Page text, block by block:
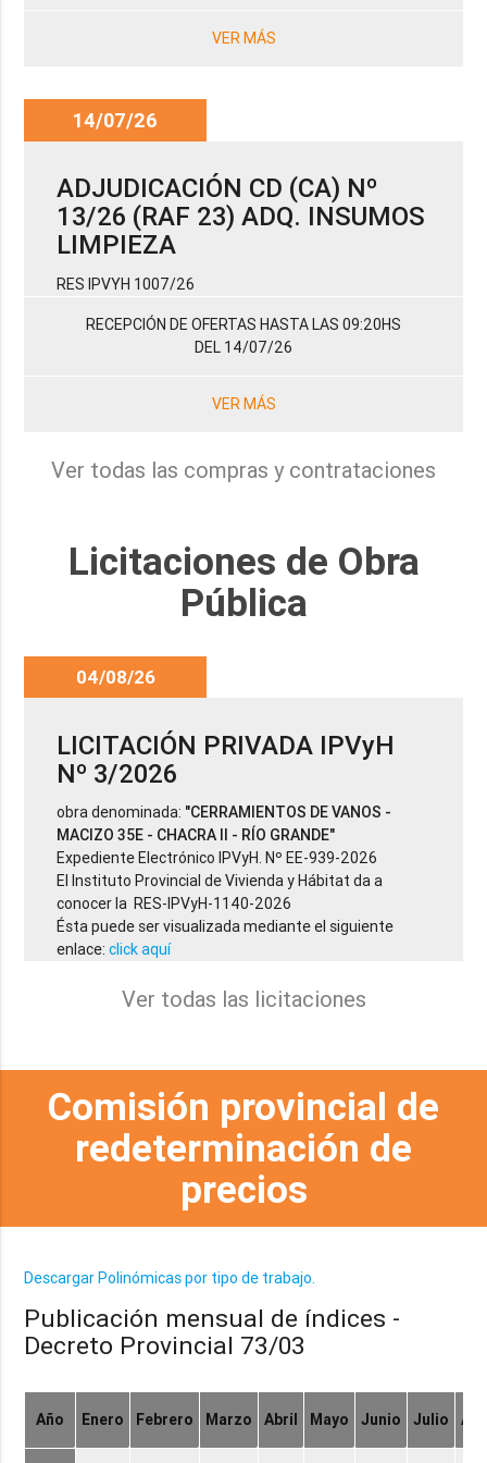
VER MÁS
14/07/26
ADJUDICACIÓN CD (CA) Nº
13/26 (RAF 23) ADQ. INSUMOS
LIMPIEZA
RES IPVYH 1007/26
RECEPCIÓN DE OFERTAS HASTA LAS 09:20HS
DEL 14/07/26
VER MÁS
Ver todas las compras y contrataciones
Licitaciones de Obra
Pública
04/08/26
LICITACIÓN PRIVADA IPVyH
Nº 3/2026
obra denominada: "CERRAMIENTOS DE VANOS -
MACIZO 35E - CHACRA II - RÍO GRANDE"
Expediente Electrónico IPVyH. Nº EE-939-2026
El Instituto Provincial de Vivienda y Hábitat da a
conocer la RES-IPVyH-1140-2026
Ésta puede ser visualizada mediante el siguiente
enlace:click aquí
Ver todas las licitaciones
Comisión provincial de
redeterminación de
precios
Descargar Polinómicas por tipo de trabajo.
Publicación mensual de índices -
Decreto Provincial 73/03
Año Enero Febrero Marzo Abril Mayo Junio Julio